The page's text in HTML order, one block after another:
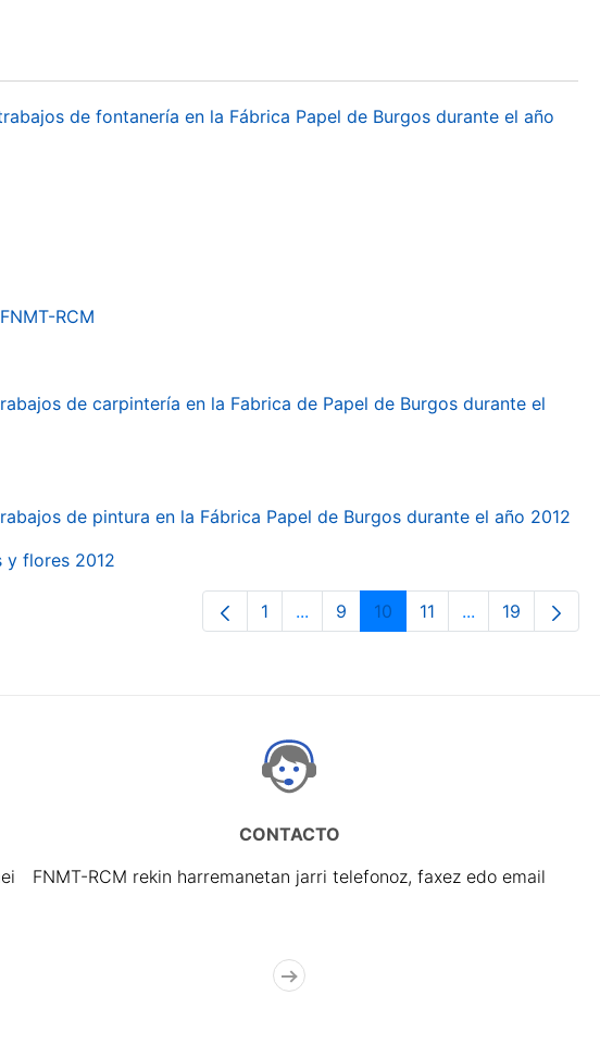
de fontanería en la Fábrica Papel de Burgos durante el año
RCM
de carpintería en la Fabrica de Papel de Burgos durante el
de pintura en la Fábrica Papel de Burgos durante el año 2012
y flores 2012
Orrialdea
1 ...Intermediate Pages Use TAB to
Orrialdea
9 Orrialdea
10 Orrialdea
11 ...Intermediate
Orrialdea
19
CONTACTO
FNMT-RCM rekin harremanetan jarri telefonoz, faxez edo email